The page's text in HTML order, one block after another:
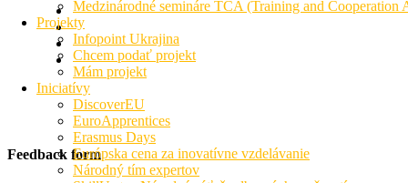
Medzinárodné semináre TCA (Training and Cooperation
Projekty
Infopoint Ukrajina
Chcem podať projekt
Mám projekt
Iniciatívy
DiscoverEU
EuroApprentices
Erasmus Days
Európska cena za inovatívne vzdelávanie
Národný tím expertov
Feedback form